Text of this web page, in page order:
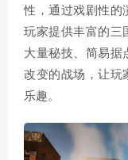
性，通过戏剧性的
玩家提供丰富的三
大量秘技、简易据
改变的战场，让玩
乐趣。